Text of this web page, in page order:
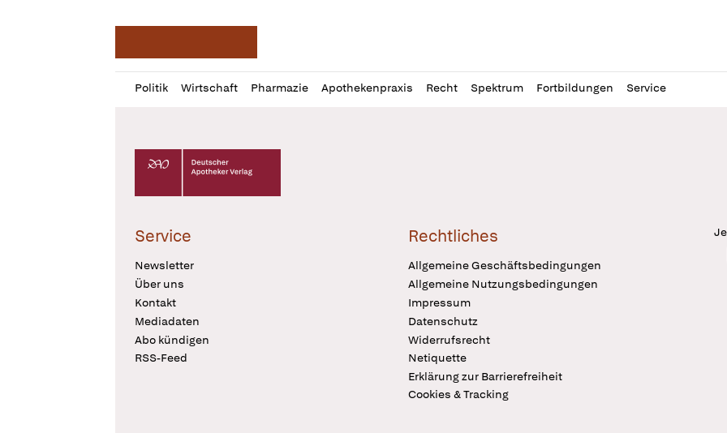
Politik Wirtschaft Pharmazie Apothekenpraxis Recht Spektrum Fortbildungen Service
Profil
öffnen
Daz
Pur
Deutscher Apotheker Verlag Logo
Service
Newsletter
Über uns
Kontakt
Mediadaten
Abo kündigen
RSS-Feed
Rechtliches
Allgemeine Geschäftsbedingungen
Allgemeine Nutzungsbedingungen
Impressum
Datenschutz
Widerrufsrecht
Netiquette
Erklärung zur Barrierefreiheit
Cookies & Tracking